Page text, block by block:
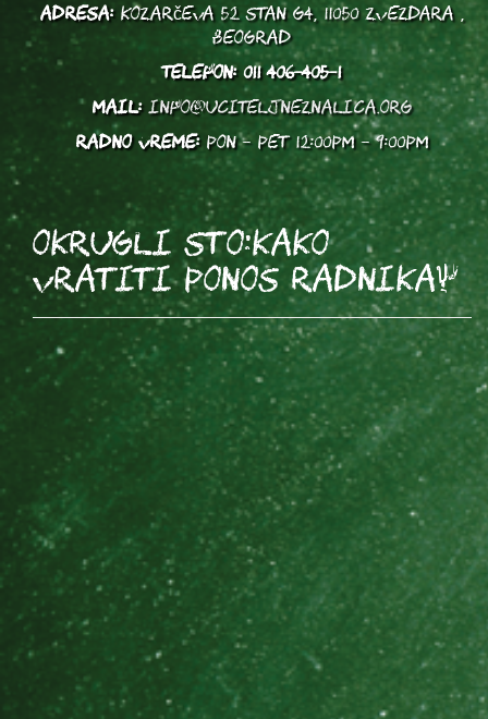
ADRESA:Kozarčeva 52 stan G4, 11050 Zvezdara ,
Beograd
TELEFON: 011 406-405-1
MAIL: info@uciteljneznalica.org
RADNO VREME:PON - PET 12:00PM - 9:00PM
OKRUGLI STO:Kako
vratiti ponos radnika?